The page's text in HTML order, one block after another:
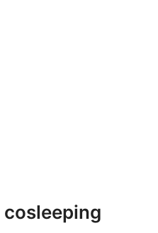
cosleeping